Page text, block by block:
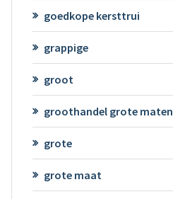
goedkope kersttrui
grappige
groot
groothandel grote maten
grote
grote maat